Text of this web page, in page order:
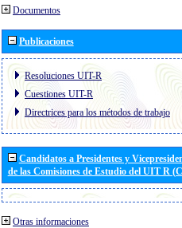
Documentos
Publicaciones
Resoluciones UIT-R
Cuestiones UIT-R
Directrices para los métodos de trabajo
Candidatos a Presidentes y
de las Comisiones de Estudio del UIT R
Otras informaciones